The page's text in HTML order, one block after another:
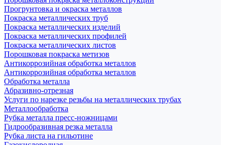
Прогрунтовка и окраска металлов
Покраска металлических труб
Покраска металлических изделий
Покраска металлических профилей
Покраска металлических листов
Порошковая покраска метизов
Антикоррозийная обработка металлов
Антикоррозийная обработка металлов
Обработка металла
Абразивно-отрезная
Услуги по нарезке резьбы на металлических трубах
Металлообработка
Рубка металла пресс-ножницами
Гидрообразивная резка металла
Рубка листа на гильотине